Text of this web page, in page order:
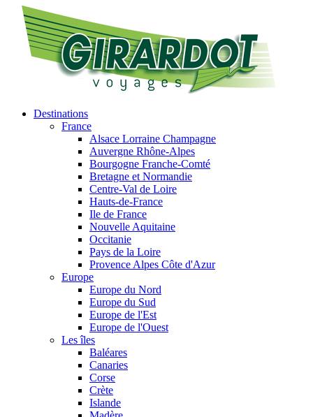
Destinations
France
Alsace Lorraine Champagne
Auvergne Rhône-Alpes
Bourgogne Franche-Comté
Bretagne et Normandie
Centre-Val de Loire
Hauts-de-France
Ile de France
Nouvelle Aquitaine
Occitanie
Pays de la Loire
Provence Alpes Côte d'Azur
Europe
Europe du Nord
Europe du Sud
Europe de l'Est
Europe de l'Ouest
Les îles
Baléares
Canaries
Corse
Crète
Islande